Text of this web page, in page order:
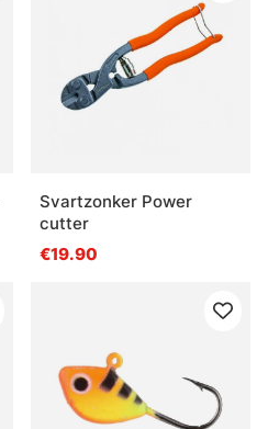
Svartzonker Power
cutter
€19.90